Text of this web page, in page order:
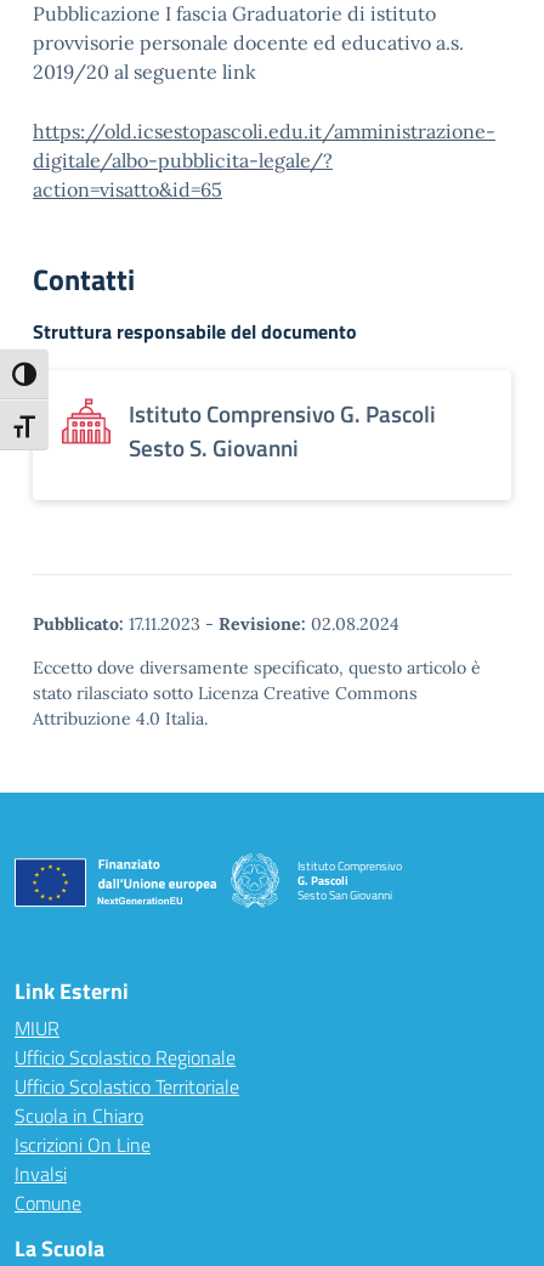
Attiva/disattiva alto contrasto
Attiva/disattiva dimensione testo
Pubblicazione I fascia Graduatorie di istituto
provvisorie personale docente ed educativo a.s.
2019/20 al seguente link
https://old.icsestopascoli.edu.it/amministrazione-
digitale/albo-pubblicita-legale/?
action=visatto&id=65
Contatti
Struttura responsabile del documento
Istituto Comprensivo G. Pascoli
Sesto S. Giovanni
Pubblicato: 17.11.2023 - Revisione: 02.08.2024
Eccetto dove diversamente specificato, questo articolo è
stato rilasciato sotto Licenza Creative Commons
Attribuzione 4.0 Italia.
Istituto Comprensivo
G. Pascoli
Sesto San Giovanni
Link Esterni
MIUR
Ufficio Scolastico Regionale
Ufficio Scolastico Territoriale
Scuola in Chiaro
Iscrizioni On Line
Invalsi
Comune
La Scuola